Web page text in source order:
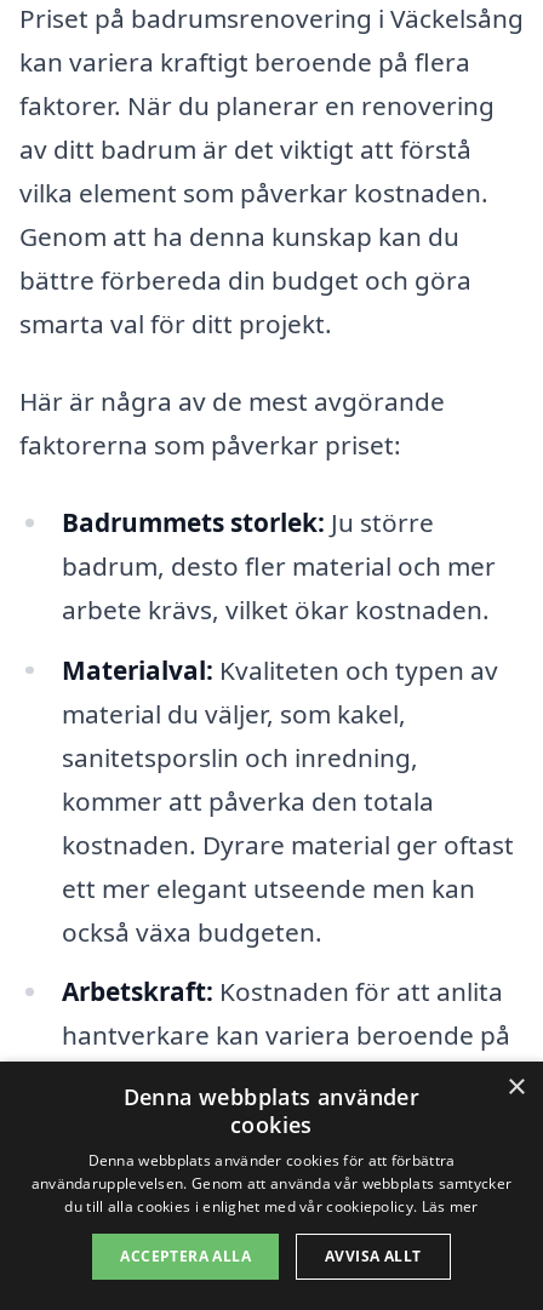
Priset på badrumsrenovering i Väckelsång
kan variera kraftigt beroende på flera
faktorer. När du planerar en renovering
av ditt badrum är det viktigt att förstå
vilka element som påverkar kostnaden.
Genom att ha denna kunskap kan du
bättre förbereda din budget och göra
smarta val för ditt projekt.
Här är några av de mest avgörande
faktorerna som påverkar priset:
Badrummets storlek: Ju större
badrum, desto fler material och mer
arbete krävs, vilket ökar kostnaden.
Materialval: Kvaliteten och typen av
material du väljer, som kakel,
sanitetsporslin och inredning,
kommer att påverka den totala
kostnaden. Dyrare material ger oftast
ett mer elegant utseende men kan
också växa budgeten.
Arbetskraft: Kostnaden för att anlita
hantverkare kan variera beroende på
deras erfarenhet och kompetens. Det
är viktigt att få flera offerter så att du
kan jämföra priser och tjänster.
Renoveringens omfattning:Om du
bara planerar att uppgradera vissa
×
Denna webbplats använder
cookies
Denna webbplats använder cookies för att förbättra
användarupplevelsen. Genom att använda vår webbplats samtycker
du till alla cookies i enlighet med vår cookiepolicy. Läs mer
ACCEPTERA ALLA AVVISA ALLT